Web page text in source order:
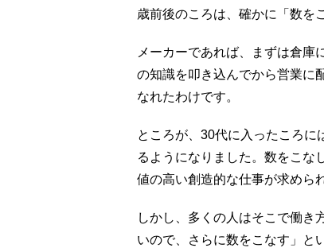
歳前後のころは、確かに「数を
メーカーであれば、まずは倉庫
の知識を叩き込んでから営業に
なれたわけです。
ところが、30代に入ったころ
るようになりました。数をこな
値の高い創造的な仕事が求めら
しかし、多くの人はそこで働き
いので、さらに数をこなす」と